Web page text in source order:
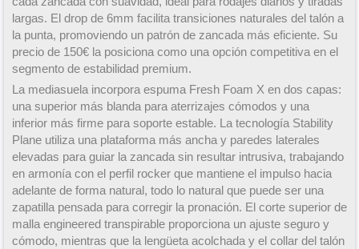
largas. El drop de 6mm facilita transiciones naturales del talón a
la punta, promoviendo un patrón de zancada más eficiente. Su
precio de 150€ la posiciona como una opción competitiva en el
segmento de estabilidad premium.
La mediasuela incorpora espuma Fresh Foam X en dos capas:
una superior más blanda para aterrizajes cómodos y una
inferior más firme para soporte estable. La tecnología Stability
Plane utiliza una plataforma más ancha y paredes laterales
elevadas para guiar la zancada sin resultar intrusiva, trabajando
en armonía con el perfil rocker que mantiene el impulso hacia
adelante de forma natural, todo lo natural que puede ser una
zapatilla pensada para corregir la pronación. El corte superior de
malla engineered transpirable proporciona un ajuste seguro y
cómodo, mientras que la lengüeta acolchada y el collar del talón